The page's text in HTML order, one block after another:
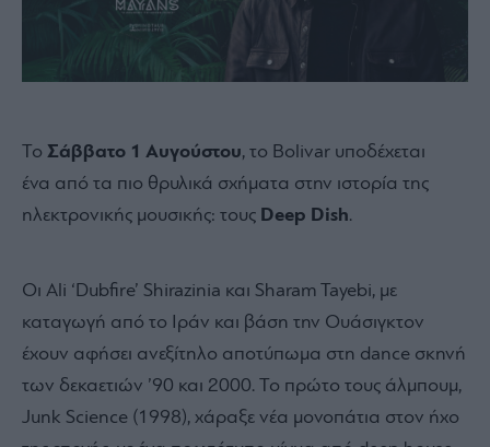
Το Σάββατο 1 Αυγούστου, το Bolivar υποδέχεται
ένα από τα πιο θρυλικά σχήματα στην ιστορία της
ηλεκτρονικής μουσικής: τους Deep Dish.
Οι Ali ‘Dubfire’ Shirazinia και Sharam Tayebi, με
καταγωγή από το Ιράν και βάση την Ουάσιγκτον
έχουν αφήσει ανεξίτηλο αποτύπωμα στη dance σκηνή
των δεκαετιών ’90 και 2000. Το πρώτο τους άλμπουμ,
Junk Science (1998), χάραξε νέα μονοπάτια στον ήχο